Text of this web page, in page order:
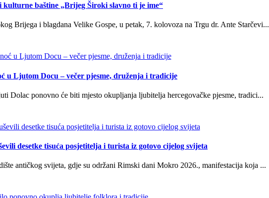
kulturne baštine „Brijeg Široki slavno ti je ime“
Brijega i blagdana Velike Gospe, u petak, 7. kolovoza na Trgu dr. Ante Starčevi...
u Ljutom Docu – večer pjesme, druženja i tradicije
Dolac ponovno će biti mjesto okupljanja ljubitelja hercegovačke pjesme, tradici...
desetke tisuća posjetitelja i turista iz gotovo cijelog svijeta
antičkog svijeta, gdje su održani Rimski dani Mokro 2026., manifestacija koja ...